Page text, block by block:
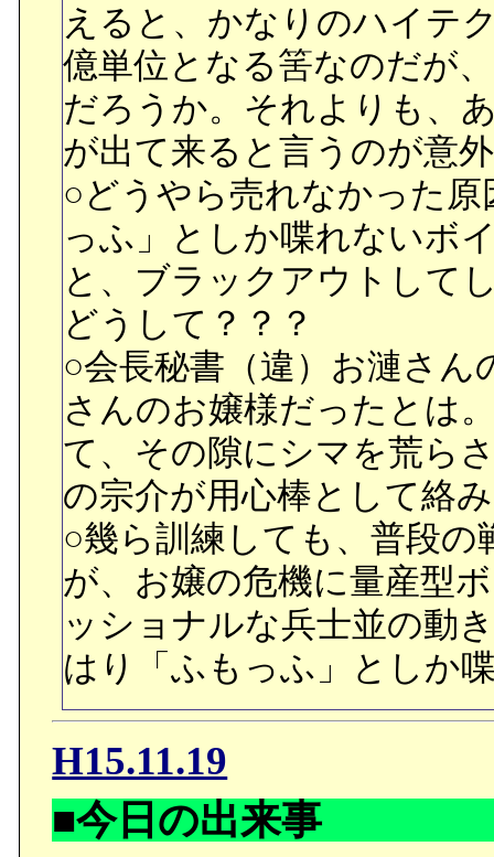
えると、かなりのハイテ
億単位となる筈なのだが
だろうか。それよりも、
が出て来ると言うのが意
○どうやら売れなかった
っふ」としか喋れないボ
と、ブラックアウトして
どうして？？？
○会長秘書（違）お漣さ
さんのお嬢様だったとは
て、その隙にシマを荒ら
の宗介が用心棒として絡
○幾ら訓練しても、普段
が、お嬢の危機に量産型
ッショナルな兵士並の動
はり「ふもっふ」としか
H15.11.19
■今日の出来事